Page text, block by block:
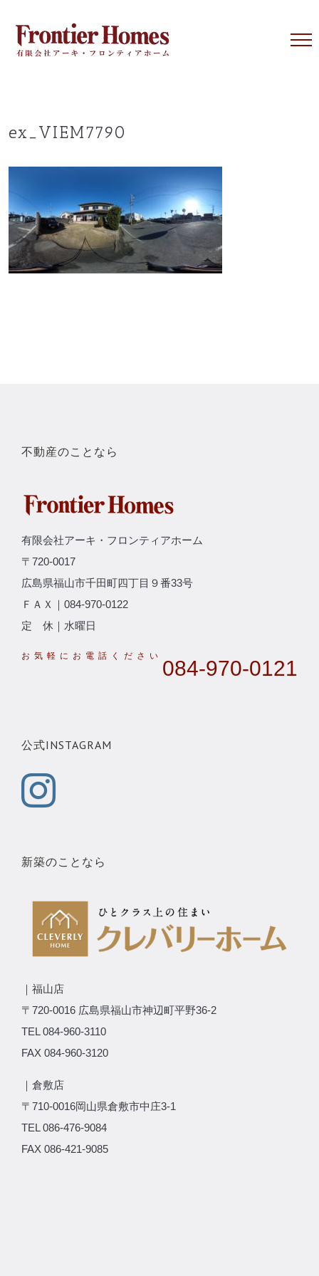
content
ex_VIEM7790
不動産のことなら
有限会社アーキ・フロンティアホーム
〒720-0017
広島県福山市千田町四丁目９番33号
ＦＡＸ｜084-970-0122
定 休｜水曜日
084-970-0121
公式INSTAGRAM
新築のことなら
｜福山店
〒720-0016 広島県福山市神辺町平野36-2
TEL 084-960-3110
FAX 084-960-3120
｜倉敷店
〒710-0016岡山県倉敷市中庄3-1
TEL 086-476-9084
FAX 086-421-9085